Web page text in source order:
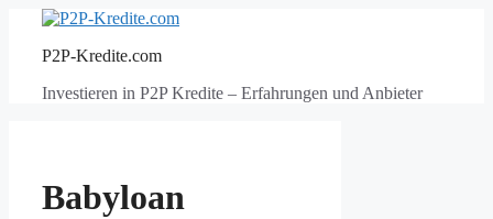
springenP2P-Kredite.com
Investieren in P2P Kredite – Erfahrungen und Anbieter
Babyloan